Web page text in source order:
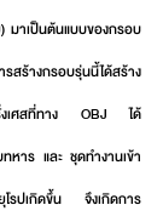
มาเป็นต้นแบบของกรอบ
ร้างกรอบรุ่นนี้ได้สร้าง
รั่งเศสที่ทาง OBJ ได้
หาร และ ชุดทำงานเข้า
โรปเกิดขึ้น จึงเกิดการ